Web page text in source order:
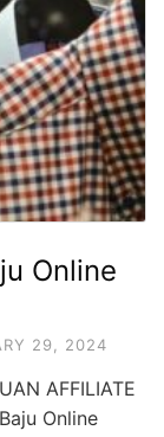
Online
29, 2024
AFFILIATE
Online